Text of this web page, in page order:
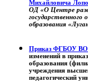
Михайловича
ОД «О Центре
государственного
образования
Приказ ФГБОУ ВО
изменений в
образования
учреждения
педагогический